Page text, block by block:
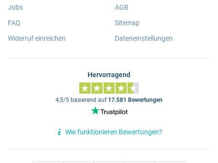
Jobs
FAQ
Widerruf einreichen
AGB
Sitemap
Dateneinstellungen
Hervorragend
4,5/5 basierend auf 17.581 Bewertungen
Wie funktionieren Bewertungen?